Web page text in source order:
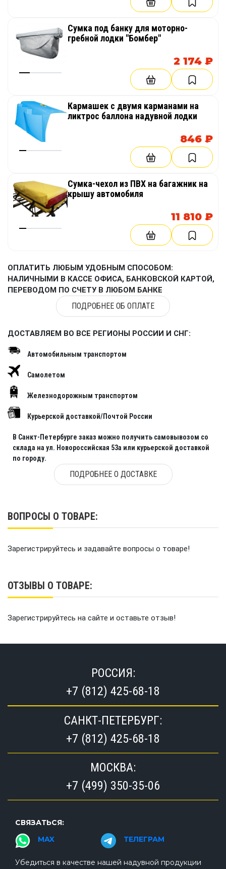
Сумка под банку для моторно-
гребной лодки "Бомбер"
2 174 ₽
Кармашек с двумя карманами на
ликтрос баллона надувной лодки
846 ₽
Сумка-чехол из ПВХ на багажник на
крышу автомобиля
11 810 ₽
ОПЛАТИТЬ ЛЮБЫМ УДОБНЫМ СПОСОБОМ:
НАЛИЧНЫМИ В КАССЕ ОФИСА, БАНКОВСКОЙ КАРТОЙ,
ПЕРЕВОДОМ ПО СЧЕТУ В ЛЮБОМ БАНКЕ
ПОДРОБНЕЕ ОБ ОПЛАТЕ
ДОСТАВЛЯЕМ ВО ВСЕ РЕГИОНЫ РОССИИ И СНГ:
Автомобильным транспортом
Самолетом
Железнодорожным транспортом
Курьерской доставкой/Почтой России
В Санкт-Петербурге заказ можно получить самовывозом со
склада на ул. Новороссийская 53а или курьерской доставкой
по городу.
ПОДРОБНЕЕ О ДОСТАВКЕ
ВОПРОСЫ О ТОВАРЕ:
Зарегистрируйтесь и задавайте вопросы о товаре!
ОТЗЫВЫ О ТОВАРЕ:
Зарегистрируйтесь на сайте и оставьте отзыв!
РОССИЯ:
+7 (812) 425-68-18
САНКТ-ПЕТЕРБУРГ:
+7 (812) 425-68-18
МОСКВА:
+7 (499) 350-35-06
СВЯЗАТЬСЯ:
MAX
ТЕЛЕГРАМ
Убедиться в качестве нашей надувной продукции